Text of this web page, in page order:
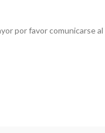
por favor comunicarse al